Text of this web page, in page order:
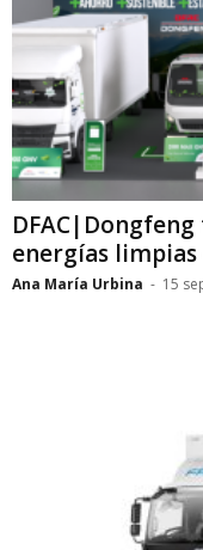
energías limpias
Ana María Urbina - 15